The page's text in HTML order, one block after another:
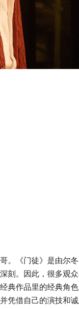
。《门徒》是由尔
刻。因此，很多观
典作品里的经典角色
凭借自己的演技和